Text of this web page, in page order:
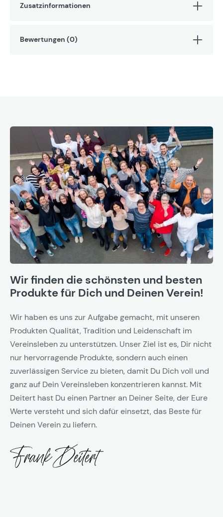
Zusatzinformationen
Bewertungen (0)
Wir finden die schönsten und besten
Produkte für Dich und Deinen Verein!
Wir haben es uns zur Aufgabe gemacht, mit unseren
Produkten Qualität, Tradition und Leidenschaft im
Vereinsleben zu unterstützen. Unser Ziel ist es, Dir nicht
nur hervorragende Produkte, sondern auch einen
zuverlässigen Service zu bieten, damit Du Dich voll und
ganz auf Dein Vereinsleben konzentrieren kannst. Mit
Deitert hast Du einen Partner an Deiner Seite, der Eure
Werte versteht und sich dafür einsetzt, das Beste für
Deinen Verein zu liefern.